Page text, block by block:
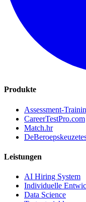
Produkte
Assessment-
CareerTestPro.com
Match.hr
Leistungen
AI Hiring System
Individuelle
Data Science